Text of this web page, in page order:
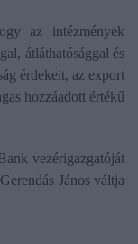
az intézmények
átláthatósággal és
érdekeit, az export
hozzáadott értékű
vezérigazgatóját
János váltja